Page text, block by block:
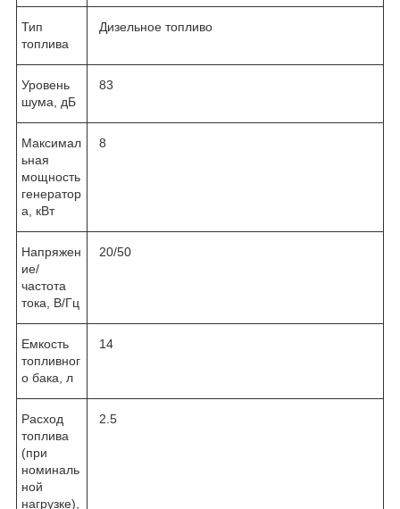
Тип
топлива
Дизельное топливо
Уровень
шума, дБ
83
Максимал
ьная
мощность
генератор
а, кВт
8
Напряжен
ие/
частота
тока, В/Гц
20/50
Емкость
топливног
о бака, л
14
Расход
топлива
(при
номиналь
ной
нагрузке),
2.5